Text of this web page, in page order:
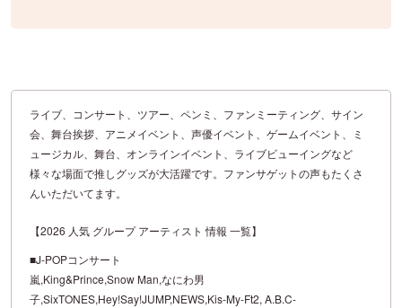
ライブ、コンサート、ツアー、ペンミ、ファンミーティング、サイン
会、舞台挨拶、アニメイベント、声優イベント、ゲームイベント、ミ
ュージカル、舞台、オンラインイベント、ライブビューイングなど
様々な場面で推しグッズが大活躍です。ファンサゲットの声もたくさ
んいただいてます。
【2026 人気 グループ アーティスト 情報 一覧】
■J-POPコンサート
嵐,King&Prince,Snow Man,なにわ男
子,SixTONES,Hey!Say!JUMP,NEWS,Kis-My-Ft2, A.B.C-